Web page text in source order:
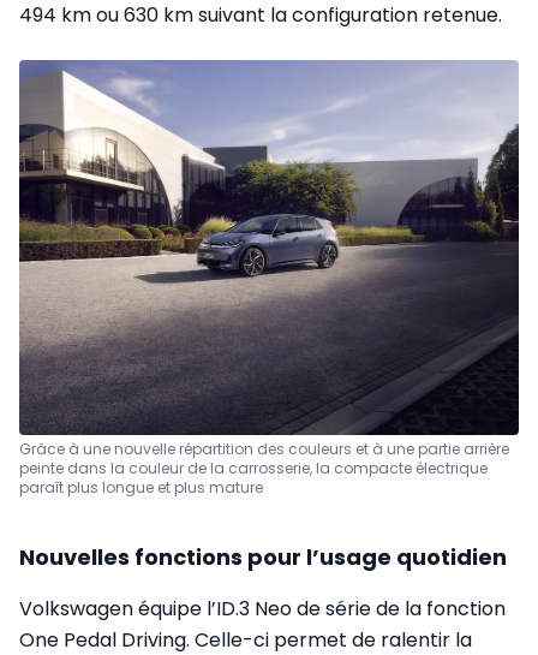
494 km ou 630 km suivant la configuration retenue.
Grâce à une nouvelle répartition des couleurs et à une partie arrière
peinte dans la couleur de la carrosserie, la compacte électrique
paraît plus longue et plus mature
Nouvelles fonctions pour l’usage quotidien
Volkswagen équipe l’ID.3 Neo de série de la fonction
One Pedal Driving. Celle-ci permet de ralentir la